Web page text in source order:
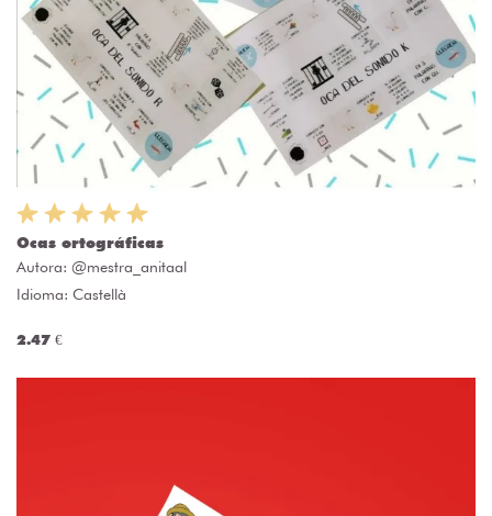
Ocas ortográficas
Autora: @mestra_anitaal
Idioma: Castellà
2.47 €